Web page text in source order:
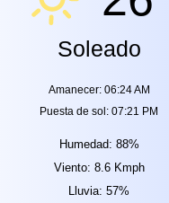
Soleado
Amanecer: 06:24 AM
Puesta de sol: 07:21 PM
Humedad: 88%
Viento: 8.6 Kmph
Lluvia: 57%